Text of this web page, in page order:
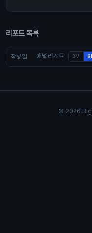
리포트 목록
작성일 애널리스트 3M
© 2026 Big